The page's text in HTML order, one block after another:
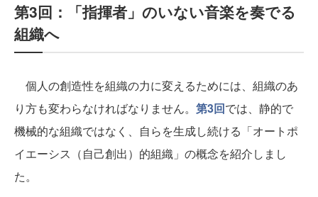
第3回：「指揮者」のいない音楽を奏でる
組織へ
個人の創造性を組織の力に変えるためには、組織のあ
り方も変わらなければなりません。 第3回では、静的で
機械的な組織ではなく、自らを生成し続ける「オートポ
イエーシス（自己創出）的組織」の概念を紹介しまし
た。